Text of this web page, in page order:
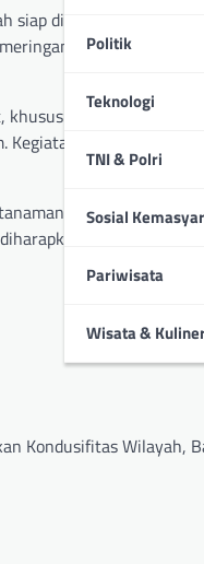
Politik
Teknologi
TNI & Polri
Sosial
Pariwisata
Wisata &
siap diolah dan
beban petani
para petani.
ini juga
kacang panjang
dapat
Kondusifitas Wilayah,